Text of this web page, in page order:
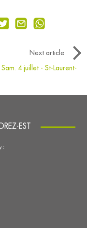
Next article
4 juillet - St-Laurent-
EST
: